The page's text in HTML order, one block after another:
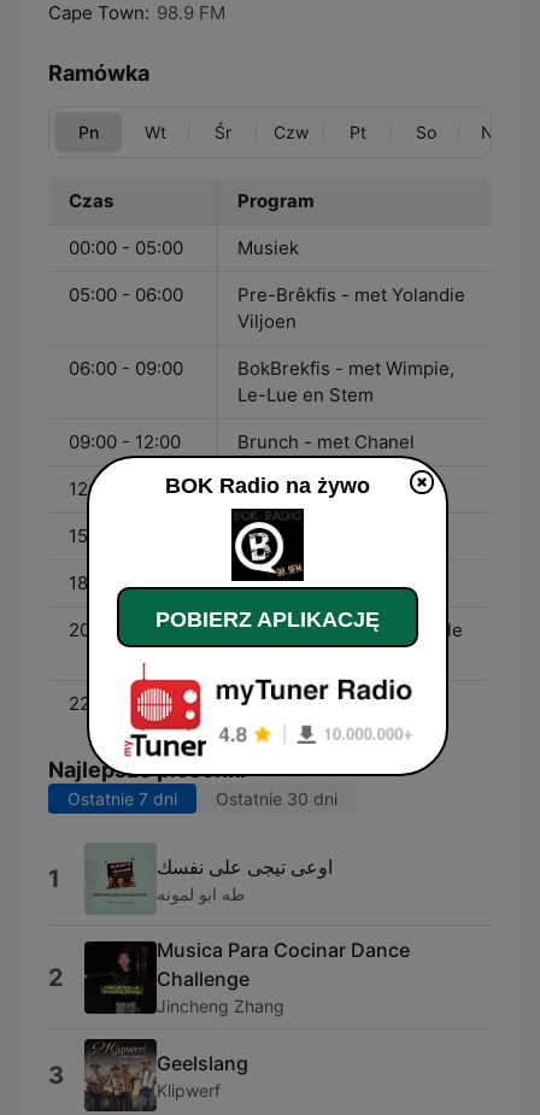
Cape Town: 98.9 FM
Ramówka
Pn Wt Śr Czw Pt So Nd
Czas Program
00:00 - 05:00 Musiek
05:00 - 06:00
Pre-Brêkfis - met Yolandie
Viljoen
06:00 - 09:00
BokBrekfis - met Wimpie,
Le-Lue en Stem
09:00 - 12:00 Brunch - met Chanel
12:00 - 15:00 Heinrich HHH du Plooy
15:00 - 18:00 Martin & Success
18:00 - 20:00 Albertus Kotze
20:00 - 22:00
Afm Rock Show - met Kyle
22:00 - 00:00 Musiek
Najlepsze piosenki
Ostatnie 7 dni Ostatnie 30 dni
1 اوعى تيجى على نفسك
طه ابو لمونه
2
Musica Para Cocinar Dance
Challenge
Jincheng Zhang
3 Geelslang
Klipwerf
BOK Radio na żywo
POBIERZ APLIKACJĘ